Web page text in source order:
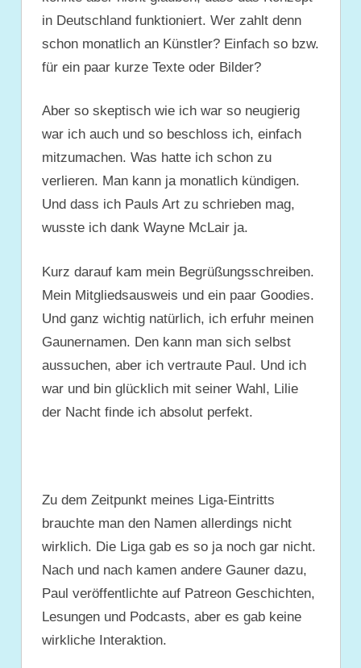
in Deutschland funktioniert. Wer zahlt denn
schon monatlich an Künstler? Einfach so bzw.
für ein paar kurze Texte oder Bilder?
Aber so skeptisch wie ich war so neugierig
war ich auch und so beschloss ich, einfach
mitzumachen. Was hatte ich schon zu
verlieren. Man kann ja monatlich kündigen.
Und dass ich Pauls Art zu schrieben mag,
wusste ich dank Wayne McLair ja.
Kurz darauf kam mein Begrüßungsschreiben.
Mein Mitgliedsausweis und ein paar Goodies.
Und ganz wichtig natürlich, ich erfuhr meinen
Gaunernamen. Den kann man sich selbst
aussuchen, aber ich vertraute Paul. Und ich
war und bin glücklich mit seiner Wahl, Lilie
der Nacht finde ich absolut perfekt.
Zu dem Zeitpunkt meines Liga-Eintritts
brauchte man den Namen allerdings nicht
wirklich. Die Liga gab es so ja noch gar nicht.
Nach und nach kamen andere Gauner dazu,
Paul veröffentlichte auf Patreon Geschichten,
Lesungen und Podcasts, aber es gab keine
wirkliche Interaktion.